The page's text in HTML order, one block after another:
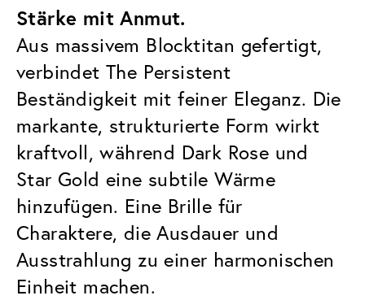
Stärke mit Anmut.
Aus massivem Blocktitan gefertigt,
verbindet The Persistent
Beständigkeit mit feiner Eleganz. Die
markante, strukturierte Form wirkt
kraftvoll, während Dark Rose und
Star Gold eine subtile Wärme
hinzufügen. Eine Brille für
Charaktere, die Ausdauer und
Ausstrahlung zu einer harmonischen
Einheit machen.